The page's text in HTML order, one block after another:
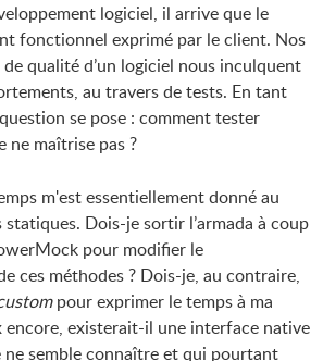
logiciel, il arrive que le
fonctionnel exprimé par le client. Nos
qualité d’un logiciel nous inculquent
au travers de tests. En tant
se pose : comment tester
ne maîtrise pas ?
m'est essentiellement donné au
Dois-je sortir l’armada à coup
pour modifier le
ces méthodes ? Dois-je, au contraire,
pour exprimer le temps à ma
encore, existerait-il une interface native
ne semble connaître et qui pourtant